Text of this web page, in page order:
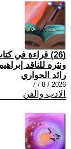
(26) قراءة في
ونثره للناقد
رائد الحواري
2026 / 8 / 7
الادب والفن